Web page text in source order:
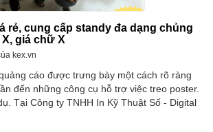
rẻ, cung cấp standy đa dạng chủng
X, giá chữ X
kex.vn
cáo được trưng bày một cách rõ ràng
đến những công cụ hỗ trợ việc treo poster.
Tại Công ty TNHH In Kỹ Thuật Số - Digital